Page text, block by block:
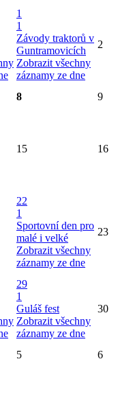
1
1
Závody traktorů v
Guntramovicích
Zobrazit všechny
záznamy ze dne
2
8 9
15 16
22
1
Sportovní den pro
malé i velké
Zobrazit všechny
záznamy ze dne
23
29
1
Guláš fest
Zobrazit všechny
záznamy ze dne
30
5 6